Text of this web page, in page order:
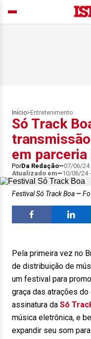
Início> Entretenimento
Só Track
em
PorDa Redação 07/06/24
Atualizado em
10/06/24
Festival Só Track Boa
Pela primeira vez no
de distribuição de
um festival para
graça das atrações
assinatura da Só
música eletrônica, e
expandir seu som